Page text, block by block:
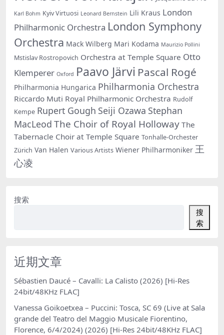
Karl Bohm Kyiv Virtuosi Leonard Bernstein Lili Kraus London
Philharmonic Orchestra London Symphony
Orchestra Mack Wilberg Mari Kodama Maurizio Pollini
Mstislav Rostropovich Orchestra at Temple Square Otto
Klemperer Oxford Paavo Järvi Pascal Rogé
Philharmonia Hungarica Philharmonia Orchestra
Riccardo Muti Royal Philharmonic Orchestra Rudolf
Kempe Rupert Gough Seiji Ozawa Stephan
MacLeod The Choir of Royal Holloway The
Tabernacle Choir at Temple Square Tonhalle-Orchester
Zürich Van Halen Various Artists Wiener Philharmoniker 王
心凌
搜索
搜
索
近期文章
Sébastien Daucé – Cavalli: La Calisto (2026) [Hi-Res
24bit/48KHz FLAC]
Vanessa Goikoetxea – Puccini: Tosca, SC 69 (Live at Sala
grande del Teatro del Maggio Musicale Fiorentino,
Florence, 6/4/2024) (2026) [Hi-Res 24bit/48KHz FLAC]